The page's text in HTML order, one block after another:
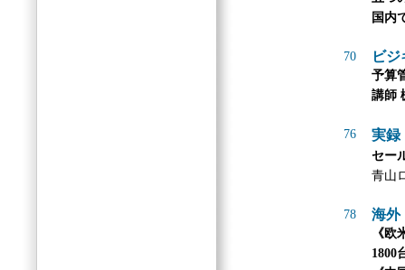
国内
70 ビ
予算
講師
76 実録
セー
青山
78 海外
《欧
1800